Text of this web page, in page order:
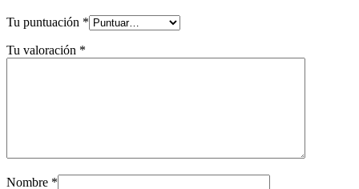
Tu puntuación *
Tu valoración *
Nombre *